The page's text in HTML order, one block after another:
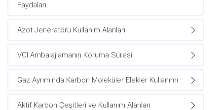
Faydaları
Azot Jeneratörü Kullanım Alanları
VCI Ambalajlamanın Koruma Süresi
Gaz Ayrımında Karbon Moleküler Elekler Kullanımı
Aktif Karbon Çeşitleri ve Kullanım Alanları